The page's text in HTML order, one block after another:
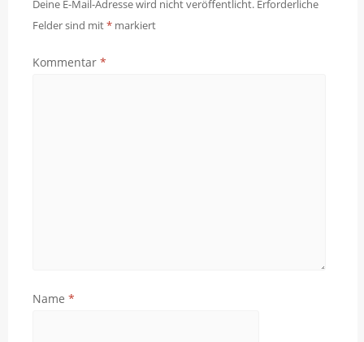
Deine E-Mail-Adresse wird nicht veröffentlicht. Erforderliche
Felder sind mit* markiert
Kommentar *
Name *